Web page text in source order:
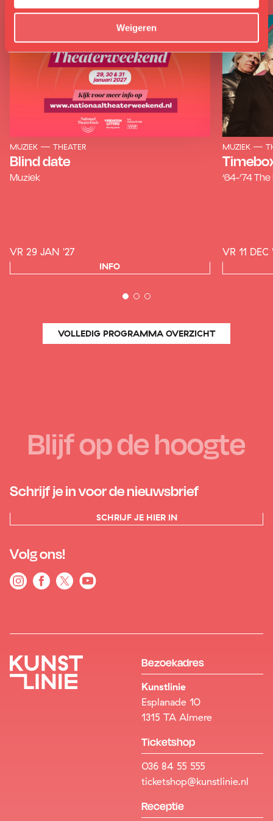
Weigeren
MUZIEK THEATER
Blind date
Muziek
VR 29 JAN '27
INFO
MUZIEK
‘64-‘74
VR 11 DEC
VOLLEDIG PROGRAMMA OVERZICHT
Blijf op de hoogte
Schrijf je in voor de nieuwsbrief
SCHRIJF JE HIER IN
Volg ons!
Bezoekadres
Kunstlinie
Esplanade 10
1315 TA Almere
Ticketshop
036 84 55 555
ticketshop@kunstlinie.nl
Receptie